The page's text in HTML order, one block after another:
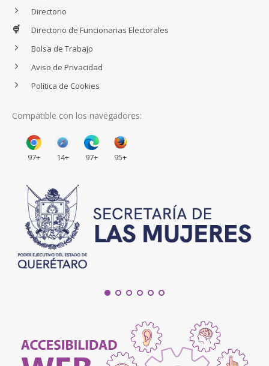
Directorio
Directorio de Funcionarias Electorales
Bolsa de Trabajo
Aviso de Privacidad
Política de Cookies